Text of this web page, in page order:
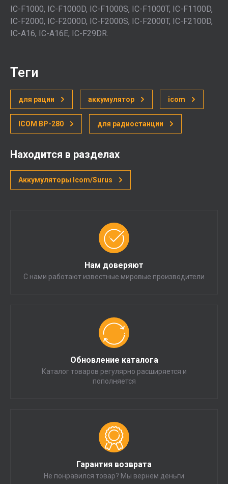
IC-F1000, IC-F1000D, IC-F1000S, IC-F1000T, IC-F1100D,
IC-F2000, IC-F2000D, IC-F2000S, IC-F2000T, IC-F2100D,
IC-A16, IC-A16E, IC-F29DR.
теги
для рации аккумулятор icom
ICOM BP-280 для радиостанции
Находится в разделах
Аккумуляторы Icom/Surus
Нам доверяют
С нами работают известные мировые производители
Обновление каталога
Каталог товаров регулярно расширяется и
пополняется
Гарантия возврата
Не понравился товар? Мы вернем деньги